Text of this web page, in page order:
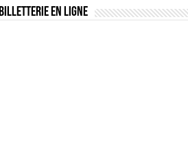
Billetterie en ligne